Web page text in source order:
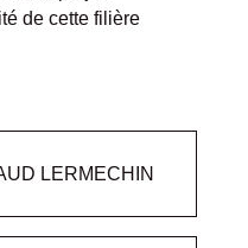
de cette filière
LERMECHIN